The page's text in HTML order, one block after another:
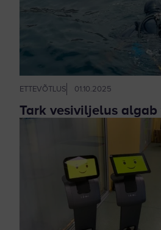
ETTEVÕTLUS 01.10.2025
Tark vesiviljelus algab